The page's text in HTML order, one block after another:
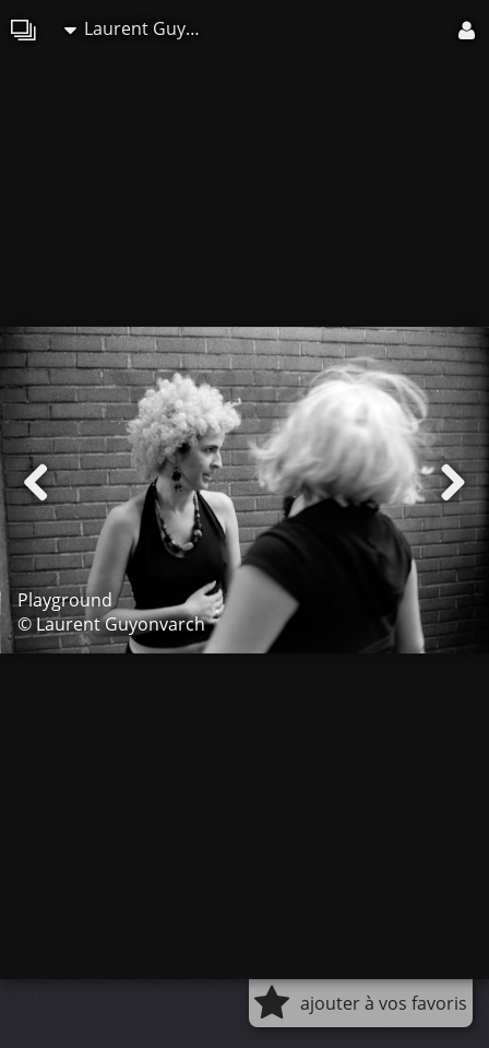
Laurent Guyonvarch
Playground
© Laurent Guyonvarch
ajouter à vos favoris